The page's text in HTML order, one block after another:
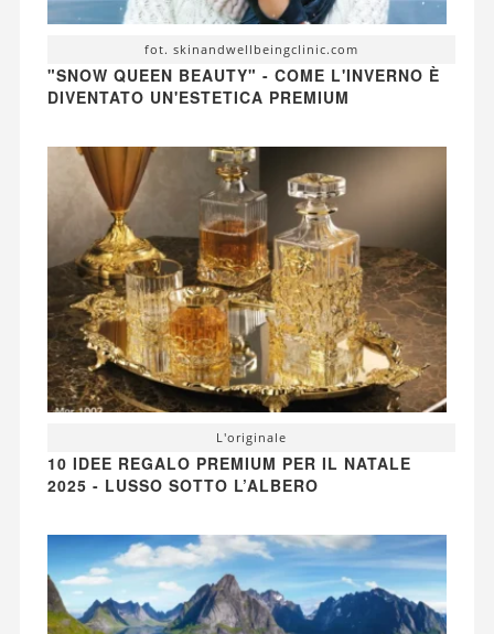
fot. skinandwellbeingclinic.com
"SNOW QUEEN BEAUTY" - COME L'INVERNO È
DIVENTATO UN'ESTETICA PREMIUM
L'originale
10 IDEE REGALO PREMIUM PER IL NATALE
2025 - LUSSO SOTTO L’ALBERO